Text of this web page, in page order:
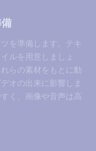
を準備します。テキ
ルを用意しましょ
らの素材をもとに動
オの出来に影響しま
く、画像や音声は高